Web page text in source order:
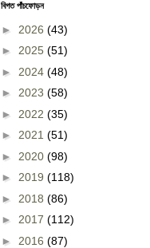
বিগত পাঁচফোড়ন
► 2026 (43)
► 2025 (51)
► 2024 (48)
► 2023 (58)
► 2022 (35)
► 2021 (51)
► 2020 (98)
► 2019 (118)
► 2018 (86)
► 2017 (112)
► 2016 (87)